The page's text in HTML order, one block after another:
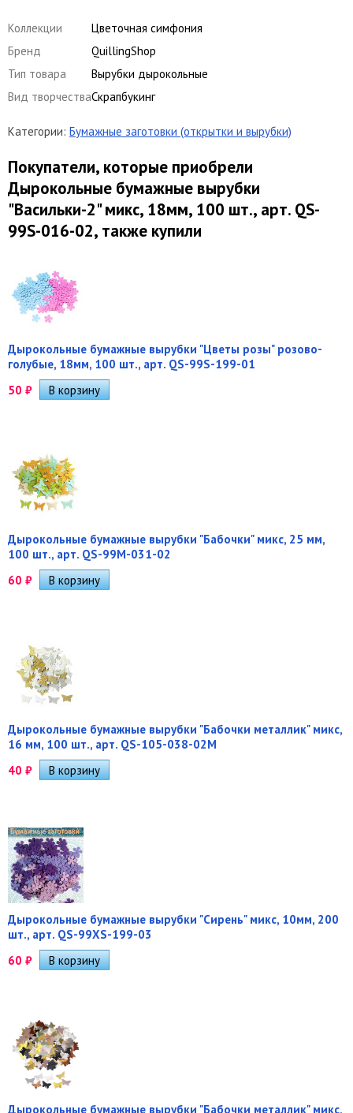
Коллекции
Цветочная симфония
Бренд
QuillingShop
Тип товара
Вырубки дырокольные
Вид творчестваСкрапбукинг
Категории: Бумажные заготовки (открытки и вырубки)
Покупатели, которые приобрели
Дырокольные бумажные вырубки
"Васильки-2" микс, 18мм, 100 шт., арт. QS-
99S-016-02, также купили
Дырокольные бумажные вырубки "Цветы розы" розово-
голубые, 18мм, 100 шт., арт. QS-99S-199-01
50 ₽
Дырокольные бумажные вырубки "Бабочки" микс, 25 мм,
100 шт., арт. QS-99M-031-02
60 ₽
Дырокольные бумажные вырубки "Бабочки металлик" микс,
16 мм, 100 шт., арт. QS-105-038-02M
40 ₽
Дырокольные бумажные вырубки "Сирень" микс, 10мм, 200
шт., арт. QS-99XS-199-03
60 ₽
Дырокольные бумажные вырубки "Бабочки металлик" микс,